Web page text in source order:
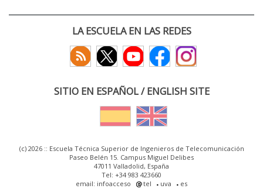
LA ESCUELA EN LAS REDES
SITIO EN ESPAÑOL / ENGLISH SITE
(c) 2026 :: Escuela Técnica Superior de Ingenieros de Telecomunicación
Paseo Belén 15. Campus Miguel Delibes
47011 Valladolid, España
Tel: +34 983 423660
email: infoacceso
tel uva es